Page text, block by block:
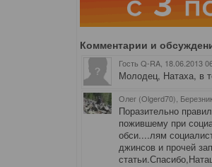
Комментарии и
Гость Q-RA , 18.06.2013
Молодец, Натаха, в
Олег (Olgerd70),
Поразительно
пожившему при
обси....лям
джинсов и прочей